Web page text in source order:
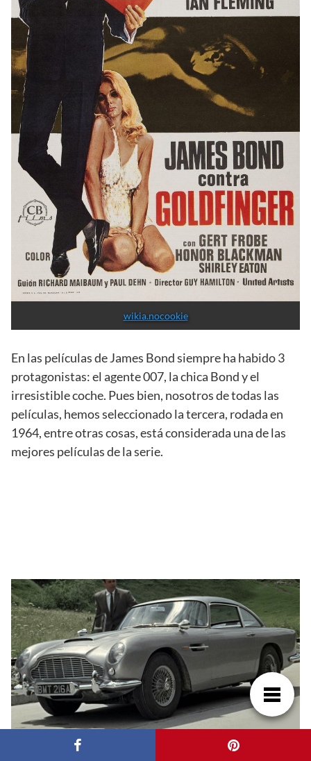
wikia.nocookie
En las películas de James Bond siempre ha habido 3
protagonistas: el agente 007, la chica Bond y el
irresistible coche. Pues bien, nosotros de todas las
películas, hemos seleccionado la tercera, rodada en
1964, entre otras cosas, está considerada una de las
mejores películas de la serie.